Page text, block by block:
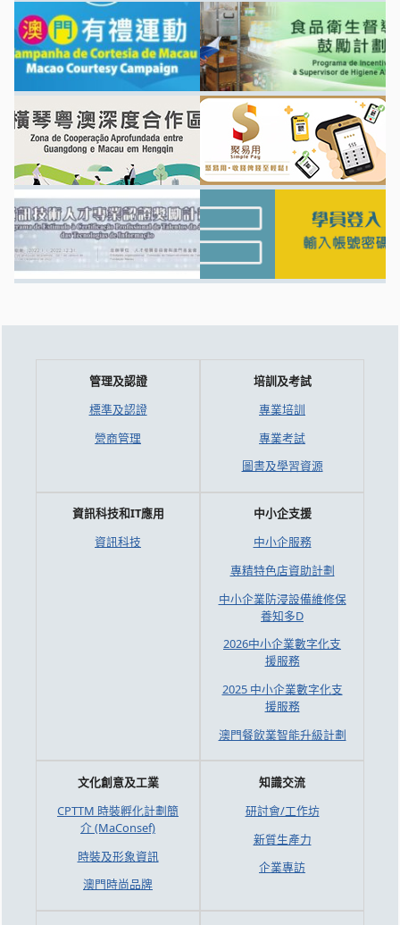
管理及認證
標準及認證
營商管理
培訓及考試
專業培訓
專業考試
圖書及學習資源
資訊科技和IT應用
資訊科技
中小企支援
中小企服務
專精特色店資助計劃
中小企業防浸設備維修保
養知多D
2026中小企業數字化支
援服務
2025 中小企業數字化支
援服務
澳門餐飲業智能升級計劃
文化創意及工業
CPTTM 時裝孵化計劃簡
介 (MaConsef)
時裝及形象資訊
澳門時尚品牌
知識交流
研討會/工作坊
新質生產力
企業專訪